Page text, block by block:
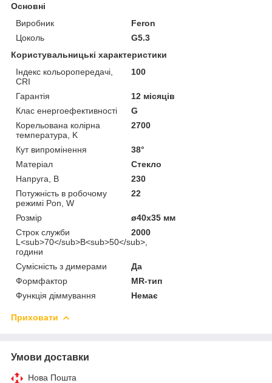
Основні
Виробник
Feron
Цоколь
G5.3
Користувальницькі характеристики
Індекс кольоропередачі,
CRI
100
Гарантія
12 місяців
Клас енергоефективності
G
Корельована колірна
температура, K
2700
Кут випромінення
38°
Матеріал
Стекло
Напруга, В
230
Потужність в робочому
режимі Pon, W
22
Розмір
ø40х35 мм
Строк служби
L<sub>70</sub>B<sub>50</sub>,
години
2000
Сумісність з димерами
Да
Формфактор
MR-тип
Функція діммування
Немає
Приховати
Умови доставки
Нова Пошта